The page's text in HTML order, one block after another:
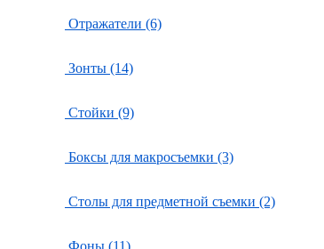
Отражатели (6)
Зонты (14)
Стойки (9)
Боксы для макросъемки (3)
Столы для предметной съемки (2)
Фоны (11)